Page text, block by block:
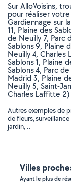
Sur AlloVoisins,
pour réaliser
Gardiennage sur
11, Plaine des
de Neuilly 7, Parc
Sablons 9, Plaine
Neuilly 4, Charles
Sablons 1, Plaine
Sablons 4, Parc
Madrid 3, Plaine
Neuilly 5, Saint-
Charles Laffitte
Autres exemples de
de fleurs,
jardin, ..
Villes
Ayant le plus de